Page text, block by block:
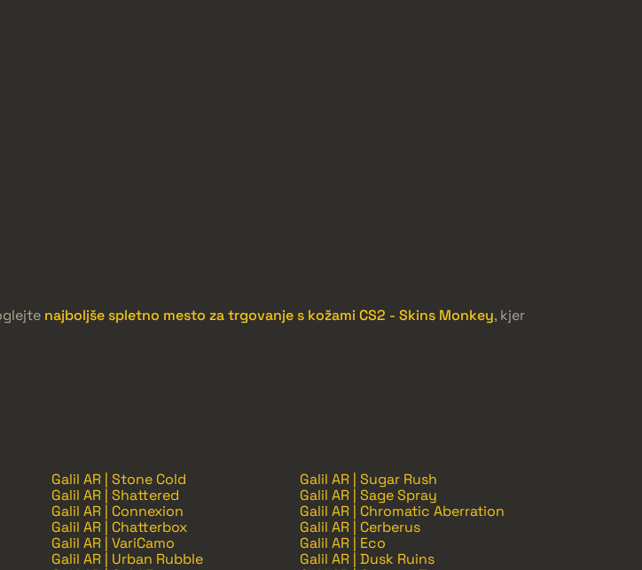
najboljše spletno mesto za trgovanje s kožami CS2 - Skins Monkey, kjer
Galil AR | Stone Cold
Galil AR | Sugar Rush
Galil AR | Shattered
Galil AR | Sage Spray
Galil AR | Connexion
Galil AR | Chromatic Aberration
Galil AR | Chatterbox
Galil AR | Cerberus
Galil AR | VariCamo
Galil AR | Eco
Galil AR | Urban Rubble
Galil AR | Dusk Ruins